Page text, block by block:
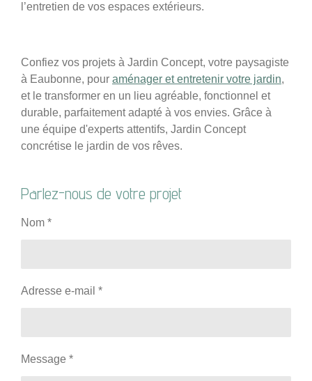
l’entretien de vos espaces extérieurs.
Confiez vos projets à Jardin Concept, votre paysagiste
à Eaubonne, pour aménager et entretenir votre jardin,
et le transformer en un lieu agréable, fonctionnel et
durable, parfaitement adapté à vos envies. Grâce à
une équipe d'experts attentifs, Jardin Concept
concrétise le jardin de vos rêves.
Parlez-nous de votre projet
Nom *
Adresse e-mail *
Message *